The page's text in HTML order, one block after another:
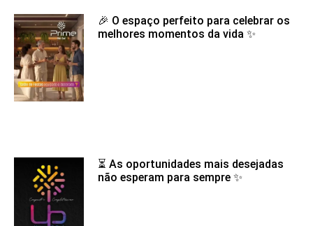
🎉 O espaço perfeito para celebrar os
melhores momentos da vida ✨
⏳ As oportunidades mais desejadas
não esperam para sempre ✨